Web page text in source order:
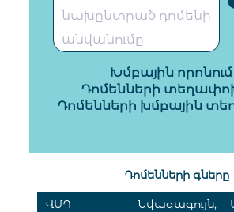
Խմբային որոնում
Դոմենների
Դոմենների խմբային
Դոմենների գները
ՎՄԴ
Նվազագույն,